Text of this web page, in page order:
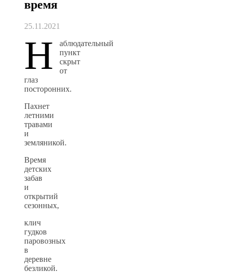
время
25.11.2021
Н
аблюдательный
пункт
скрыт
от
глаз
посторонних.
Пахнет
летними
травами
и
земляникой.
Время
детских
забав
и
открытий
сезонных,
клич
гудков
паровозных
в
деревне
безликой.